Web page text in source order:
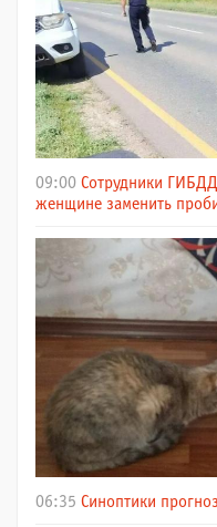
09:00 Сотрудники
женщине заменить
06:35 Синоптики